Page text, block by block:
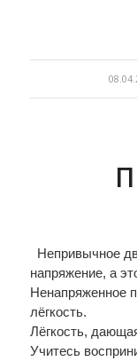
/
Непривычное
напряжение, а
Ненапряженное
лёгкость.
Лёгкость,
Учитесь